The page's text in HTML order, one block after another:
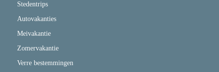
Stedentrips
Autovakanties
Meivakantie
Zomervakantie
Verre bestemmingen